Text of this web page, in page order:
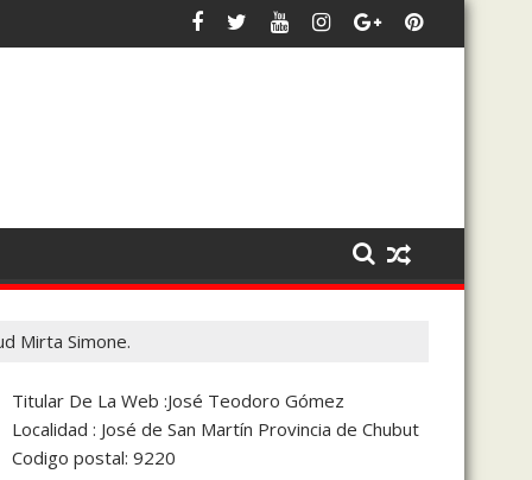
públicos para frenar los débitos automáticos
la Argentina en noviembre El intendente Luka Jones se
Mirta Simone.
Titular De La Web :José Teodoro Gómez
Localidad : José de San Martín Provincia de Chubut
Codigo postal: 9220